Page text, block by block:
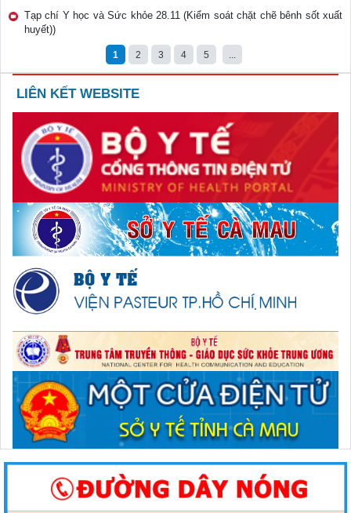
Tạp chí Y học và Sức khỏe 28.11 (Kiểm soát chặt chẽ bênh sốt xuất
huyết))
1 2 3 4 5
LIÊN KẾT WEBSITE